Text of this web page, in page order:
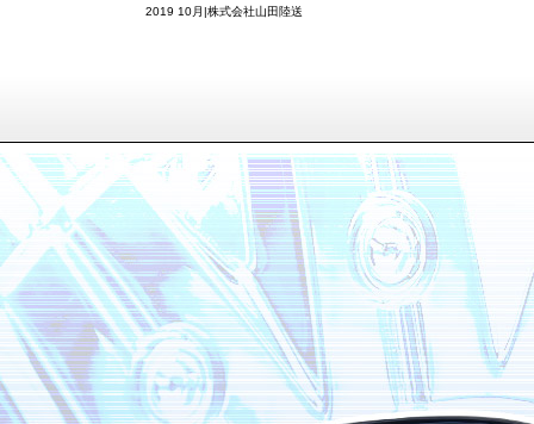
2019 10月|株式会社山田陸送